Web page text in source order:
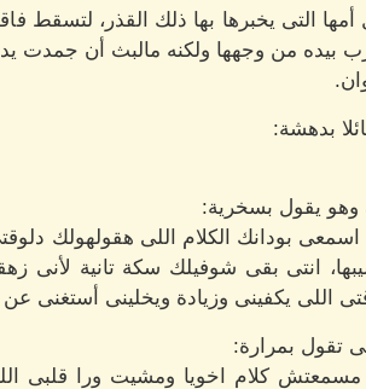
أمها التى يخبرها بها ذلك القذر، لتسقط
بيده من وجهها ولكنه مالبث أن جمدت
بدهشة:
يقول بسخرية:
اسمعى بودانك الكلام اللى هقولهولك
انتى بقى شوفيلك سكة تانية لأنى
اللى يكفينى وزيادة ويخلينى أستغنى
تقول بمرارة:
مسمعتش كلام اخويا ومشيت ورا